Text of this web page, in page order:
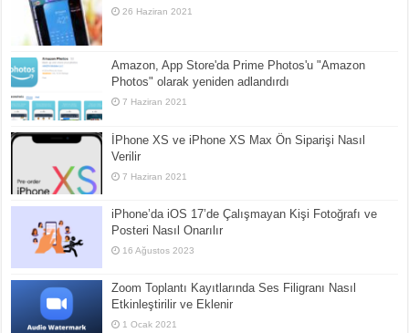
26 Haziran 2021
Amazon, App Store'da Prime Photos'u "Amazon
Photos" olarak yeniden adlandırdı
7 Haziran 2021
İPhone XS ve iPhone XS Max Ön Siparişi Nasıl
Verilir
7 Haziran 2021
iPhone’da iOS 17’de Çalışmayan Kişi Fotoğrafı ve
Posteri Nasıl Onarılır
16 Ağustos 2023
Zoom Toplantı Kayıtlarında Ses Filigranı Nasıl
Etkinleştirilir ve Eklenir
1 Ocak 2021